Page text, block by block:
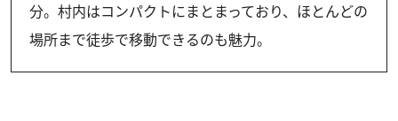
分。村内はコンパクトにまとまっており、ほとんどの
場所まで徒歩で移動できるのも魅力。